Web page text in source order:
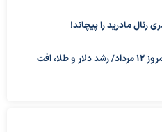
رئال مادرید را پیچاند!
قیمت دلار،قیمت طلا و سکه امروز ۱۲ مرداد/ رشد دلار و طلا، افت